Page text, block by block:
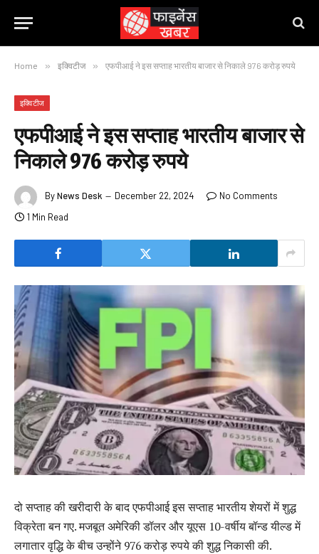
Home » इक्विटीज » एफपीआई ने इस सप्ताह भारतीय बाजार से निकाले 976 करोड़ रुपये
इक्विटीज
एफपीआई ने इस सप्ताह भारतीय बाजार से
निकाले 976 करोड़ रुपये
ByNews Desk December 22, 2024
No Comments
1 Min Read
दो सप्ताह की खरीदारी के बाद एफपीआई इस सप्ताह भारतीय शेयरों में शुद्ध
विक्रेता बन गए. मजबूत अमेरिकी डॉलर और यूएस 10-वर्षीय बॉन्ड यील्ड में
लगातार वृद्धि के बीच उन्होंने 976 करोड़ रुपये की शुद्ध निकासी की.